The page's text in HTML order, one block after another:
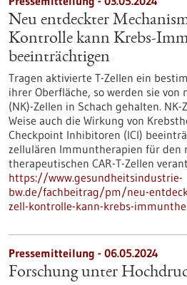
Neu entdeckter
Kontrolle kann Krebs-
beeinträchtigen
Tragen aktivierte T-Zellen ein
ihrer Oberfläche, so werden sie
(NK)-Zellen in Schach gehalten.
Weise auch die Wirkung von
Checkpoint Inhibitoren (ICI)
zellulären Immuntherapien für den
therapeutischen CAR-T-Zellen
https://www.gesundheitsindustrie-
bw.de/fachbeitrag/pm/neu-
zell-kontrolle-kann-krebs-
Pressemitteilung - 06.05.2024
Forschung unter